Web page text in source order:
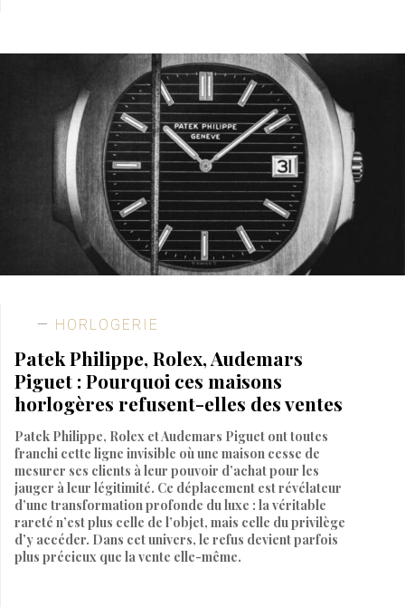
HORLOGERIE
Patek Philippe, Rolex, Audemars
Piguet : Pourquoi ces maisons
horlogères refusent-elles des ventes
Patek Philippe, Rolex et Audemars Piguet ont toutes
franchi cette ligne invisible où une maison cesse de
mesurer ses clients à leur pouvoir d’achat pour les
jauger à leur légitimité. Ce déplacement est révélateur
d’une transformation profonde du luxe : la véritable
rareté n’est plus celle de l’objet, mais celle du privilège
d’y accéder. Dans cet univers, le refus devient parfois
plus précieux que la vente elle-même.